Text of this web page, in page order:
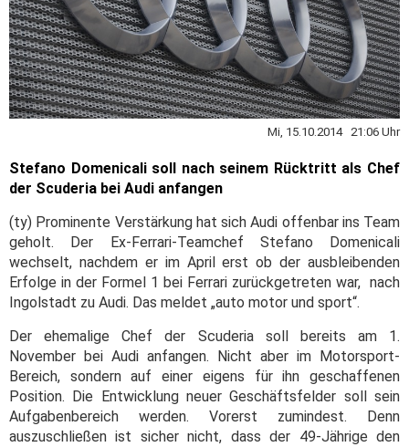
Mi, 15.10.2014 21:06 Uhr
Stefano Domenicali soll nach seinem Rücktritt als Chef
der Scuderia bei Audi anfangen
(ty) Prominente Verstärkung hat sich Audi offenbar ins Team
geholt. Der Ex-Ferrari-Teamchef Stefano Domenicali
wechselt, nachdem er im April erst ob der ausbleibenden
Erfolge in der Formel 1 bei Ferrari zurückgetreten war, nach
Ingolstadt zu Audi. Das meldet „auto motor und sport“.
Der ehemalige Chef der Scuderia soll bereits am 1.
November bei Audi anfangen. Nicht aber im Motorsport-
Bereich, sondern auf einer eigens für ihn geschaffenen
Position. Die Entwicklung neuer Geschäftsfelder soll sein
Aufgabenbereich werden. Vorerst zumindest. Denn
auszuschließen ist sicher nicht, dass der 49-Jährige den